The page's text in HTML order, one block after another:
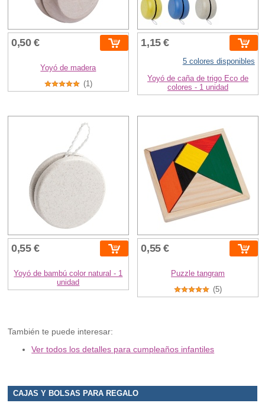
0,50 €
Yoyó de madera
(1)
1,15 €
5 colores disponibles
Yoyó de caña de trigo Eco de
colores - 1 unidad
0,55 €
Yoyó de bambú color natural - 1
unidad
0,55 €
Puzzle tangram
(5)
También te puede interesar:
Ver todos los detalles para cumpleaños infantiles
CAJAS Y BOLSAS PARA REGALO